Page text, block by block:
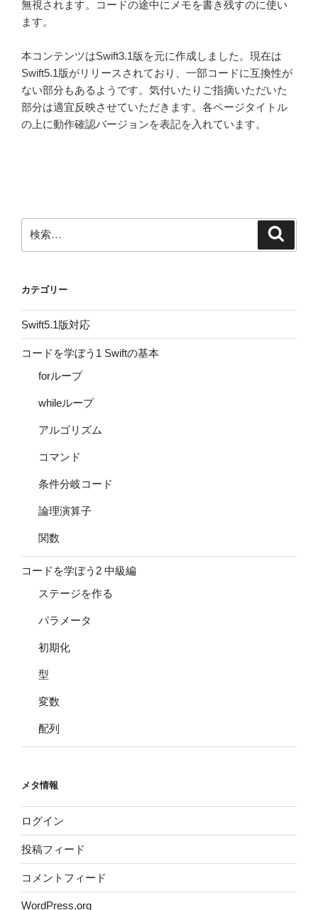
無視されます。コードの途中にメモを書き残すのに使い
ます。
本コンテンツはSwift3.1版を元に作成しました。現在は
Swift5.1版がリリースされており、一部コードに互換性が
ない部分もあるようです。気付いたりご指摘いただいた
部分は適宜反映させていただきます。各ページタイトル
の上に動作確認バージョンを表記を入れています。
索:
カテゴリー
Swift5.1版対応
コードを学ぼう1 Swiftの基本
forループ
whileループ
アルゴリズム
コマンド
条件分岐コード
論理演算子
関数
コードを学ぼう2 中級編
ステージを作る
パラメータ
初期化
型
変数
配列
メタ情報
ログイン
投稿フィード
コメントフィード
WordPress.org